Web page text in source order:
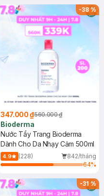
(SL có hạn)
-38%
347.000 ₫560.000 ₫
Bioderma
Nước Tẩy Trang Bioderma
Dành Cho Da Nhạy Cảm 500ml
4.9 (228)
842/tháng
64%
-31%